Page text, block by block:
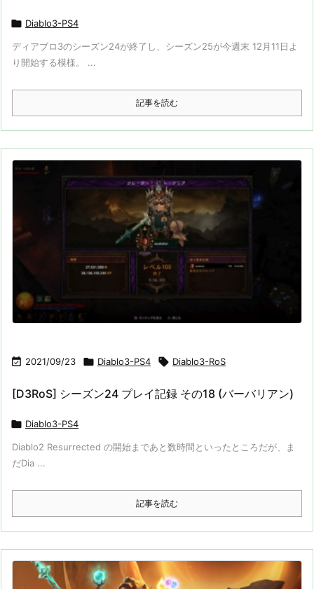
 Diablo3-PS4
ディアブロ3のシーズン24が終了し、シーズン25が今週末 12月11日よ
り開始する模様。 ...
記事を読む
 2021/09/23  Diablo3-PS4  Diablo3-RoS
[D3RoS] シーズン24 プレイ記録 その18 (バーバリアン)
 Diablo3-PS4
Diablo2 Resurrected の開始まであと数時間といったところだが、ま
だDia ...
記事を読む